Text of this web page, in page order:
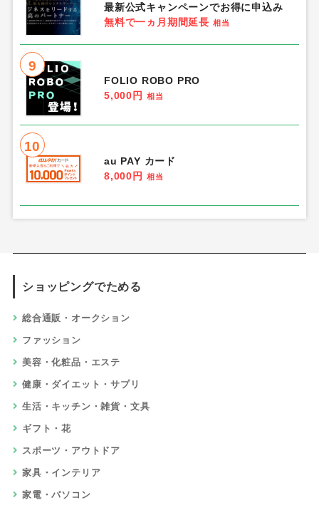
最新公式キャンペーンでお得に申込み
無料で一ヵ月期間延長 相当
9
FOLIO ROBO PRO
5,000円
相当
10
au PAY カード
8,000円
相当
ショッピングでためる
総合通販・オークション
ファッション
美容・化粧品・エステ
健康・ダイエット・サプリ
生活・キッチン・雑貨・文具
ギフト・花
スポーツ・アウトドア
家具・インテリア
家電・パソコン